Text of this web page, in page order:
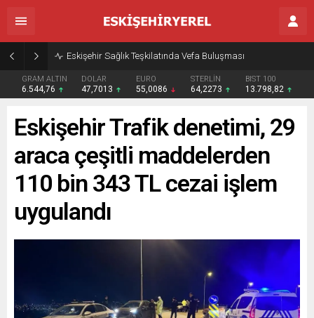
Eskişehir Sağlık Teşkilatında Vefa Buluşması
GRAM ALTIN
6.544,76
DOLAR
47,7013
EURO
55,0086
STERLİN
64,2273
BIST 100
13.798,82
Eskişehir Trafik denetimi, 29
araca çeşitli maddelerden
110 bin 343 TL cezai işlem
uygulandı